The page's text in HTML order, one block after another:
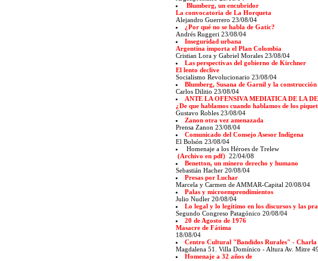
Blumberg, un encubridor
La convocatoria de La Horqueta
Alejandro Guerrero 23/08/04
¿Por qué no se habla de Gatic?
Andrés Ruggeri 23/08/04
Inseguridad urbana
Argentina importa el Plan Colombia
Cristian Lora y Gabriel Morales 23/08/04
Las perspectivas del gobierno de Kirchner
El lento declive
Socialismo Revolucionario 23/08/04
Blumberg, Susana de Garnil y la construcción
Carlos Dilitio 23/08/04
ANTE LA OFENSIVA MEDIATICA DE LA
¿De que hablamos cuando hablamos de los
Gustavo Robles 23/08/04
Zanon otra vez amenazada
Prensa Zanon 23/08/04
Comunicado del Consejo Asesor Indígena
El Bolsón 23/08/04
Homenaje a los Héroes de Trelew
(Archivo en pdf) 22/04/08
Benetton, un minero derecho y humano
Sebastián Hacher 20/08/04
Presas por Luchar
Marcela y Carmen de AMMAR-Capital 20/08/04
Palas y microemprendimientos
Julio Nudler 20/08/04
Lo legal y lo legítimo en los discursos y las
Segundo Congreso Patagónico 20/08/04
20 de Agosto de 1976
Masacre de Fátima
18/08/04
Centro Cultural "Bandidos Rurales" - Charla
Magdalena 51. Villa Domínico - Altura Av. Mitre
Homenaje a 32 años de